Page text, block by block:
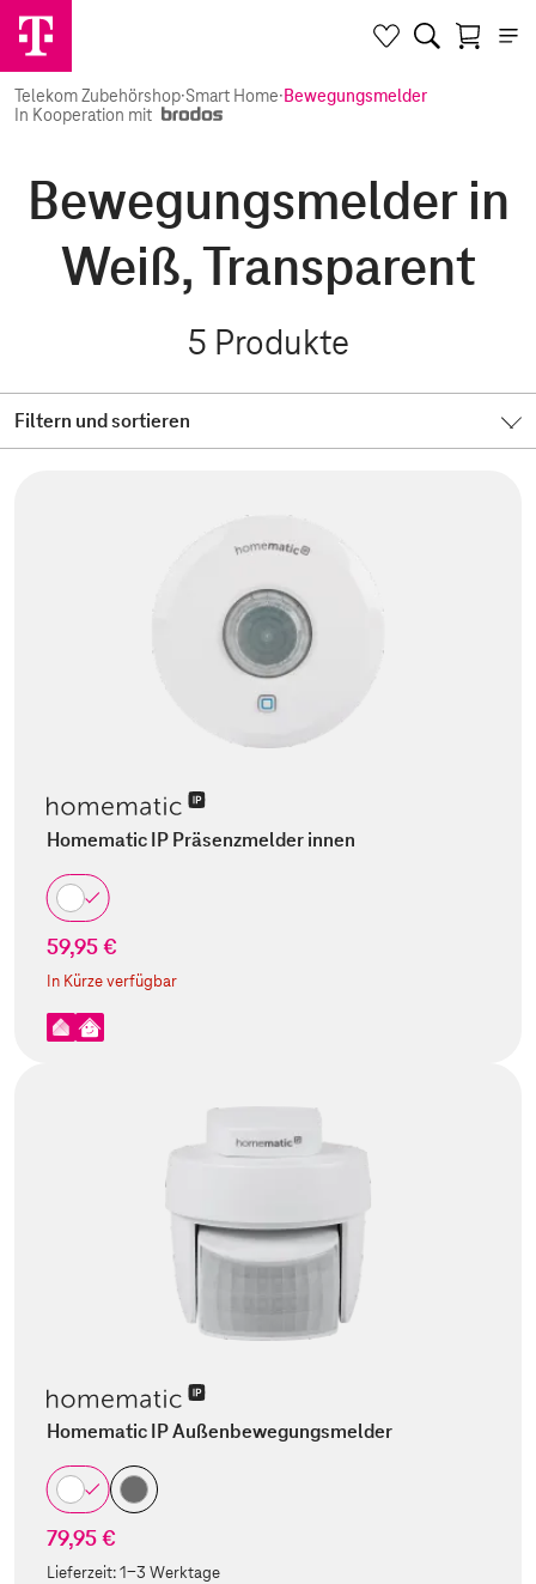
Telekom Zubehörshop·Smart Home·Bewegungsmelder
In Kooperation mit
Bewegungsmelder in
Weiß, Transparent
5 Produkte
Filtern und sortieren
Homematic IP Präsenzmelder innen
59,95 €
In Kürze verfügbar
Homematic IP Außenbewegungsmelder
79,95 €
Lieferzeit:1-3 Werktage